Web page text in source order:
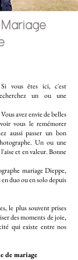
vous êtes ici, c'est
un ou une
avez envie de belles
vous le remémorer
aussi passer un bon
Un ou une
et en valeur. Bonne
mariage Dieppe,
duo ou en solo depuis
le plus souvent prises
des moments de joie,
qui existe entre nos
de mariage